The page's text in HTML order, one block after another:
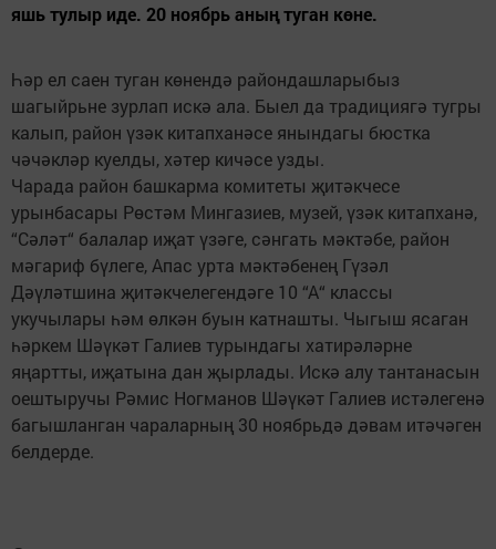
яшь тулыр иде. 20 ноябрь аның туган көне.
Һәр ел саен туган көнендә райондашларыбыз
шагыйрьне зурлап искә ала. Быел да традициягә тугры
калып, район үзәк китапханәсе янындагы бюстка
чәчәкләр куелды, хәтер кичәсе узды.
Чарада район башкарма комитеты җитәкчесе
урынбасары Рөстәм Мингазиев, музей, үзәк китапханә,
“Сәләт“ балалар иҗат үзәге, сәнгать мәктәбе, район
мәгариф бүлеге, Апас урта мәктәбенең Гүзәл
Дәүләтшина җитәкчелегендәге 10 “А“ классы
укучылары һәм өлкән буын катнашты. Чыгыш ясаган
һәркем Шәүкәт Галиев турындагы хатирәләрне
яңартты, иҗатына дан җырлады. Искә алу тантанасын
оештыручы Рәмис Ногманов Шәүкәт Галиев истәлегенә
багышланган чараларның 30 ноябрьдә дәвам итәчәген
белдерде.